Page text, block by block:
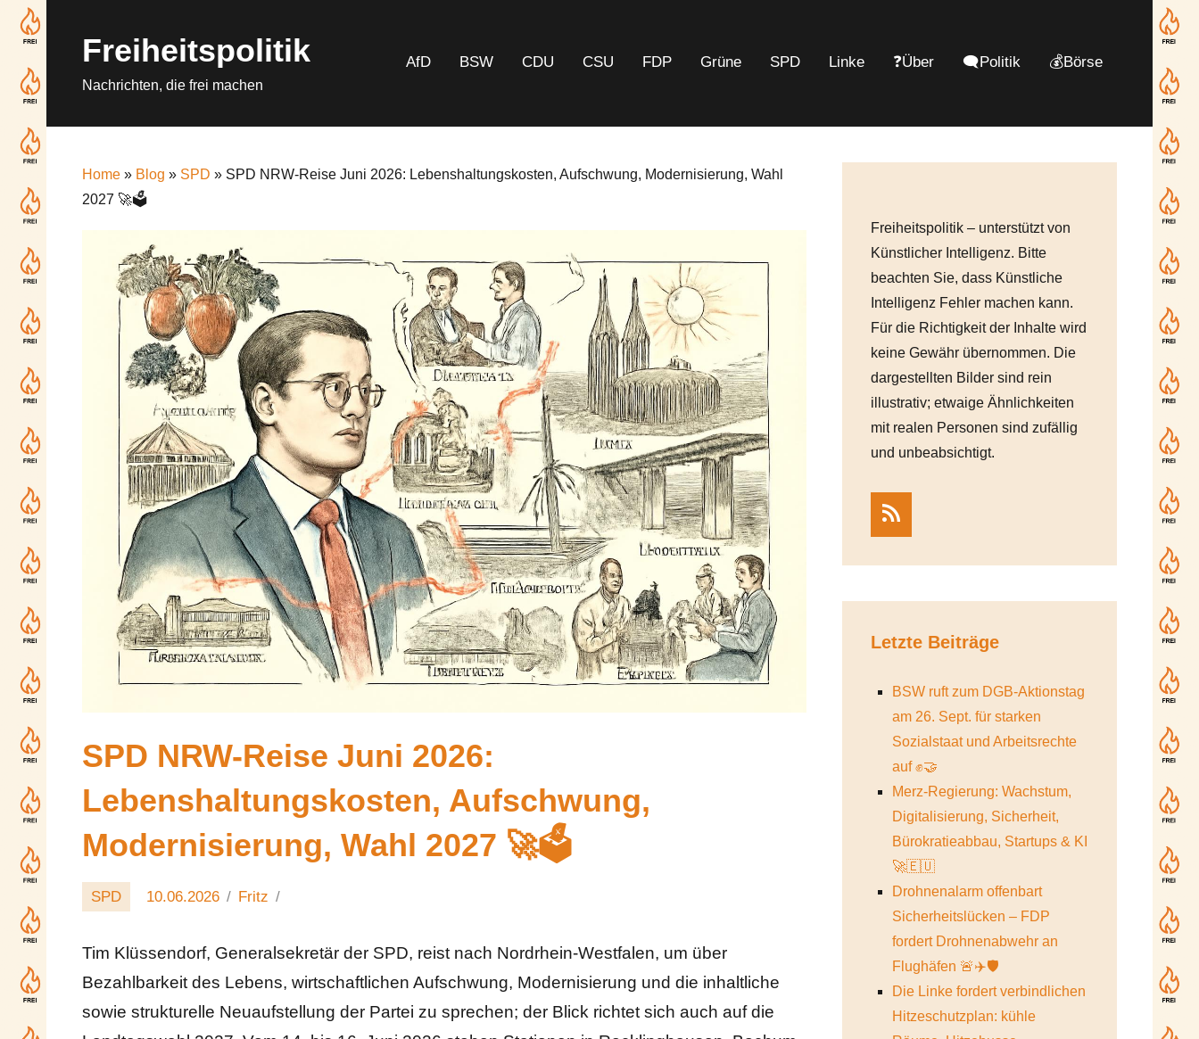
contentFreiheitspolitik
Nachrichten, die frei machen
AfD BSW CDU CSU FDP Grüne SPD Linke ❓Über 🗨️Politik 💰Börse
Home » Blog » SPD » SPD NRW-Reise Juni 2026: Lebenshaltungskosten, Aufschwung, Modernisierung, Wahl
2027 🚀🗳️
SPD NRW-Reise Juni 2026:
Lebenshaltungskosten, Aufschwung,
Modernisierung, Wahl 2027 🚀🗳️
SPD 10.06.2026 Fritz
Tim Klüssendorf, Generalsekretär der SPD, reist nach Nordrhein-Westfalen, um über
Bezahlbarkeit des Lebens, wirtschaftlichen Aufschwung, Modernisierung und die inhaltliche
sowie strukturelle Neuaufstellung der Partei zu sprechen; der Blick richtet sich auch auf die
Freiheitspolitik – unterstützt von
Künstlicher Intelligenz. Bitte
beachten Sie, dass Künstliche
Intelligenz Fehler machen kann.
Für die Richtigkeit der Inhalte wird
keine Gewähr übernommen. Die
dargestellten Bilder sind rein
illustrativ; etwaige Ähnlichkeiten
mit realen Personen sind zufällig
und unbeabsichtigt.
Letzte Beiträge
BSW ruft zum DGB-Aktionstag
am 26. Sept. für starken
Sozialstaat und Arbeitsrechte
auf ✊🤝
Merz-Regierung: Wachstum,
Digitalisierung, Sicherheit,
Bürokratieabbau, Startups & KI
🚀🇪🇺
Drohnenalarm offenbart
Sicherheitslücken – FDP
fordert Drohnenabwehr an
Flughäfen 🚨✈️🛡️
Die Linke fordert verbindlichen
Hitzeschutzplan: kühle